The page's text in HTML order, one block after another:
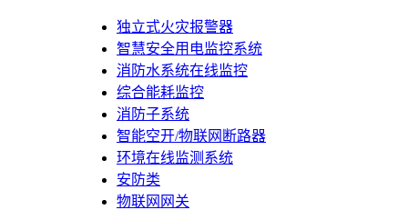
独立式火灾报警器
智慧安全用电监控系统
消防水系统在线监控
综合能耗监控
消防子系统
智能空开/物联网断路器
环境在线监测系统
安防类
物联网网关